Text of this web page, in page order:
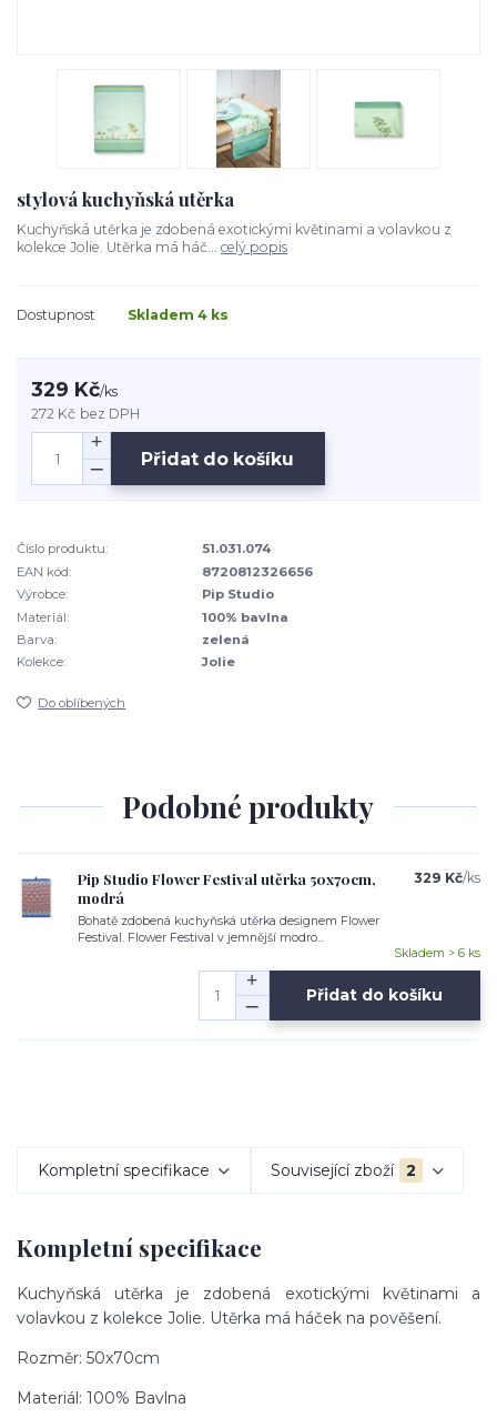
stylová kuchyňská utěrka
Kuchyňská utěrka je zdobená exotickými květinami a volavkou z
kolekce Jolie. Utěrka má háč... celý popis
Dostupnost Skladem 4 ks
329 Kč/ks
272 Kč bez DPH
Přidat do košíku
Číslo produktu:
51.031.074
EAN kód:
8720812326656
Výrobce:
Pip Studio
Materiál:
100% bavlna
Barva:
zelená
Kolekce:
Jolie
Do oblíbených
Podobné produkty
Pip Studio Flower Festival utěrka 50x70cm,
modrá
Bohatě zdobená kuchyňská utěrka designem Flower
Festival. Flower Festival v jemnější modro...
329 Kč/ks
Skladem > 6 ks
Přidat do košíku
Kompletní specifikace Související zboží 2
Kompletní specifikace
Kuchyňská utěrka je zdobená exotickými květinami a
volavkou z kolekce Jolie. Utěrka má háček na pověšení.
Rozměr: 50x70cm
Materiál: 100% Bavlna